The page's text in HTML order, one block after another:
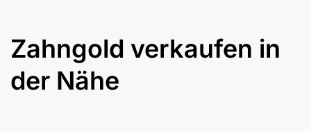
Zahngold verkaufen in
der Nähe